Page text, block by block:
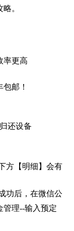
。
率更高
邮！
还设备
方【明细】会有
功后，在微信公
管理--输入预定